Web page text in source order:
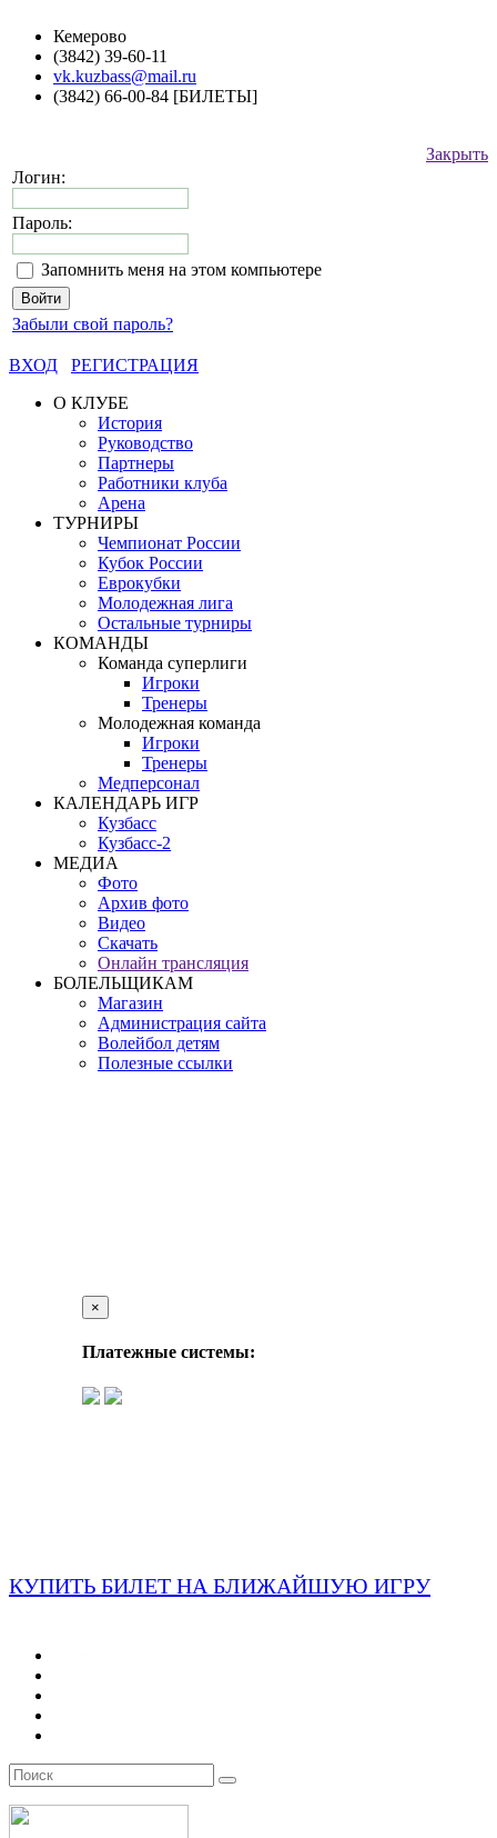
Кемерово
(3842) 39-60-11
vk.kuzbass@mail.ru
(3842) 66-00-84 [БИЛЕТЫ]
Закрыть
Логин:
Пароль:
Запомнить меня на этом компьютере
Забыли свой пароль?
ВХОД
РЕГИСТРАЦИЯ
О КЛУБЕ
История
Руководство
Партнеры
Работники клуба
Арена
ТУРНИРЫ
Чемпионат России
Кубок России
Еврокубки
Молодежная лига
Остальные турниры
КОМАНДЫ
Команда суперлиги
Игроки
Тренеры
Молодежная команда
Игроки
Тренеры
Медперсонал
КАЛЕНДАРЬ ИГР
Кузбасс
Кузбасс-2
МЕДИА
Фото
Архив фото
Видео
Скачать
Онлайн трансляция
БОЛЕЛЬЩИКАМ
Магазин
Администрация сайта
Волейбол детям
Полезные ссылки
×
Платежные системы:
КУПИТЬ БИЛЕТ НА БЛИЖАЙШУЮ ИГРУ